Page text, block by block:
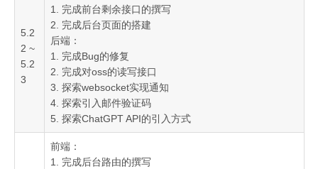
5.2
2 ~
5.2
3
1. 完成前台剩余接口的撰写
2. 完成后台页面的搭建
后端：
1. 完成Bug的修复
2. 完成对oss的读写接口
3. 探索websocket实现通知
4. 探索引入邮件验证码
5. 探索ChatGPT API的引入方式
前端：
1. 完成后台路由的撰写